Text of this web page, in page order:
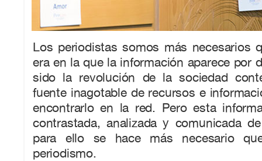
Los periodistas somos más necesarios
era en la que la información aparece por
sido la revolución de la sociedad
fuente inagotable de recursos e
encontrarlo en la red. Pero esta
contrastada, analizada y comunicada
para ello se hace más necesario
periodismo.